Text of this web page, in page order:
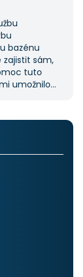
bazénu
zajistit sám,
tuto
umožnilo